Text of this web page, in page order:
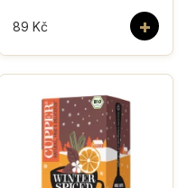
+
89 Kč